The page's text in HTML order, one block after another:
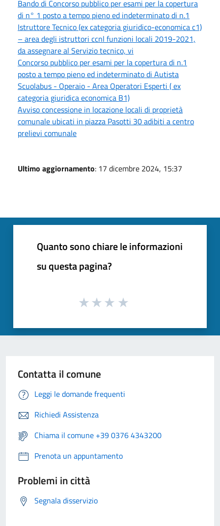
Bando di Concorso pubblico per esami per la copertura
di n° 1 posto a tempo pieno ed indeterminato di n.1
Istruttore Tecnico (ex categoria giuridico-economica c1)
– area degli istruttori ccnl funzioni locali 2019-2021,
da assegnare al Servizio tecnico, vi
Concorso pubblico per esami per la copertura di n.1
posto a tempo pieno ed indeterminato di Autista
Scuolabus - Operaio - Area Operatori Esperti ( ex
categoria giuridica economica B1)
Avviso concessione in locazione locali di proprietà
comunale ubicati in piazza Pasotti 30 adibiti a centro
prelievi comunale
Ultimo aggiornamento: 17 dicembre 2024, 15:37
Quanto sono chiare le informazioni
su questa pagina?
Contatta il comune
Leggi le domande frequenti
Richiedi Assistenza
Chiama il comune +39 0376 4343200
Prenota un appuntamento
Problemi in città
Segnala disservizio